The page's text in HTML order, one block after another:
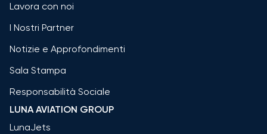
Lavora con noi
I Nostri Partner
Notizie e Approfondimenti
Sala Stampa
Responsabilità Sociale
LUNA AVIATION GROUP
LunaJets